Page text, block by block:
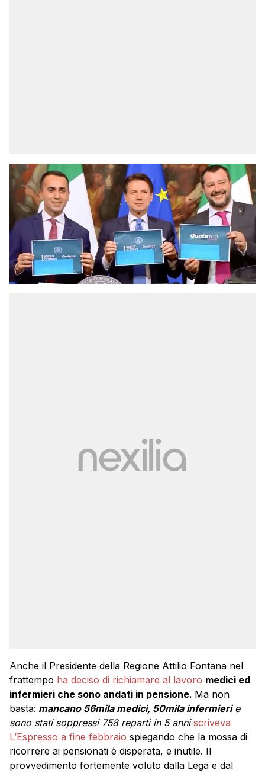
Anche il Presidente della Regione Attilio Fontana nel
frattempo ha deciso di richiamare al lavoro medici ed
infermieri che sono andati in pensione. Ma non
basta: mancano 56mila medici, 50mila infermierie
sono stati soppressi 758 reparti in 5 anniscriveva
L’Espresso a fine febbraio spiegando che la mossa di
ricorrere ai pensionati è disperata, e inutile. Il
provvedimento fortemente voluto dalla Lega e dal